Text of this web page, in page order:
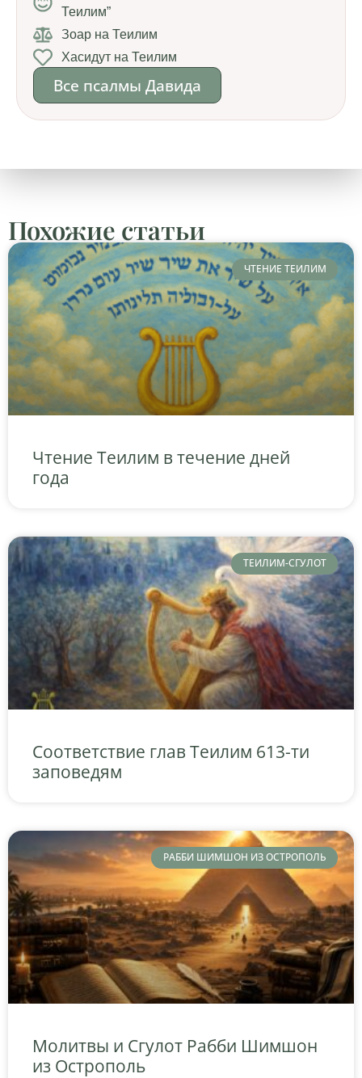
Теилим”
Зоар на Теилим
Хасидут на Теилим
Все псалмы Давида
Похожие статьи
ЧТЕНИЕ ТЕИЛИМ
Чтение Теилим в течение дней
года
ТЕИЛИМ-СГУЛОТ
Соответствие глав Теилим 613-ти
заповедям
РАББИ ШИМШОН ИЗ ОСТРОПОЛЬ
Молитвы и Сгулот Рабби Шимшон
из Острополь